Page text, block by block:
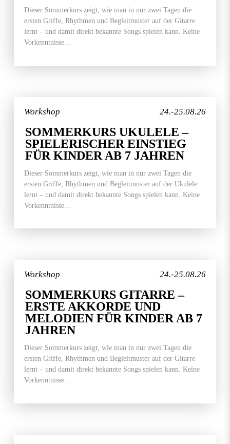
Dieser Sommerkurs zeigt, wie man in nur zwei Tagen die
ersten Griffe, Rhythmen und Begleitmuster auf der Gitarre
lernt – und damit direkt bekannte Songs spielen kann. Keine
Vorkenntnisse...
24.-25.08.26
Workshop
SOMMERKURS UKULELE –
SPIELERISCHER EINSTIEG
FÜR KINDER AB 7 JAHREN
Dieser Sommerkurs zeigt, wie man in nur zwei Tagen die
ersten Griffe, Rhythmen und Begleitmuster auf der Ukulele
lernt – und damit direkt bekannte Songs spielen kann. Keine
Vorkenntnisse...
24.-25.08.26
Workshop
SOMMERKURS GITARRE –
ERSTE AKKORDE UND
MELODIEN FÜR KINDER AB 7
JAHREN
Dieser Sommerkurs zeigt, wie man in nur zwei Tagen die
ersten Griffe, Rhythmen und Begleitmuster auf der Gitarre
lernt – und damit direkt bekannte Songs spielen kann. Keine
Vorkenntnisse...